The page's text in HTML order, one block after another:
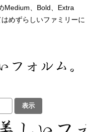
行書体
勘亭流
Medium、Bold、Extra
めずらしいファミリーに
表示